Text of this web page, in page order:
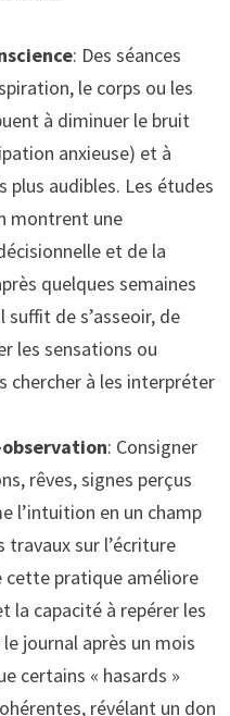
: Des séances
le corps ou les
à diminuer le bruit
anxieuse) et à
audibles. Les études
montrent une
et de la
quelques semaines
de s’asseoir, de
les sensations ou
chercher à les interpréter
: Consigner
rêves, signes perçus
l’intuition en un champ
travaux sur l’écriture
cette pratique améliore
la capacité à repérer les
journal après un mois
certains « hasards »
révélant un don